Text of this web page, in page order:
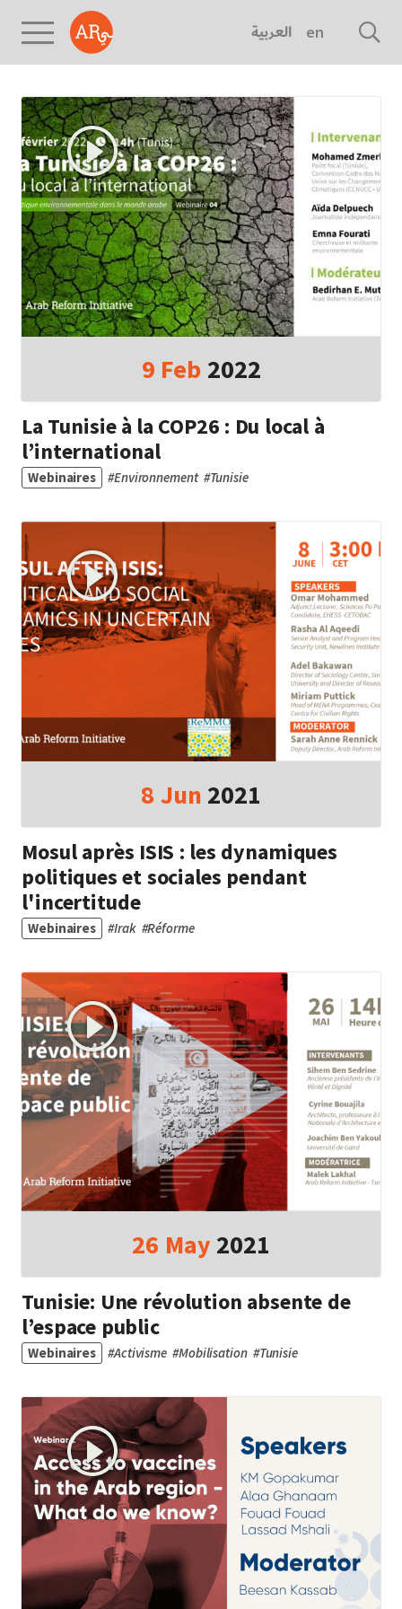
العربية english
9 Feb 2022
La Tunisie à la COP26 : Du local à
l’international
Webinaires #Environnement #Tunisie
8Jun 2021
Mosul après ISIS : les dynamiques
politiques et sociales pendant
l'incertitude
Webinaires #Irak #Réforme
26 May 2021
Tunisie: Une révolution absente de
l’espace public
Webinaires #Activisme #Mobilisation #Tunisie